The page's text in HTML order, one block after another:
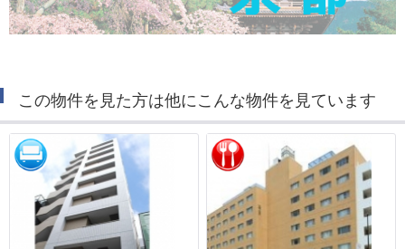
この物件を見た方は他にこんな物件を見ています